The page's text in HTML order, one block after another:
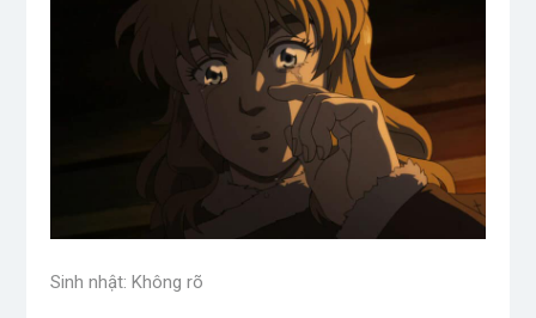
Sinh nhật: Không rõ